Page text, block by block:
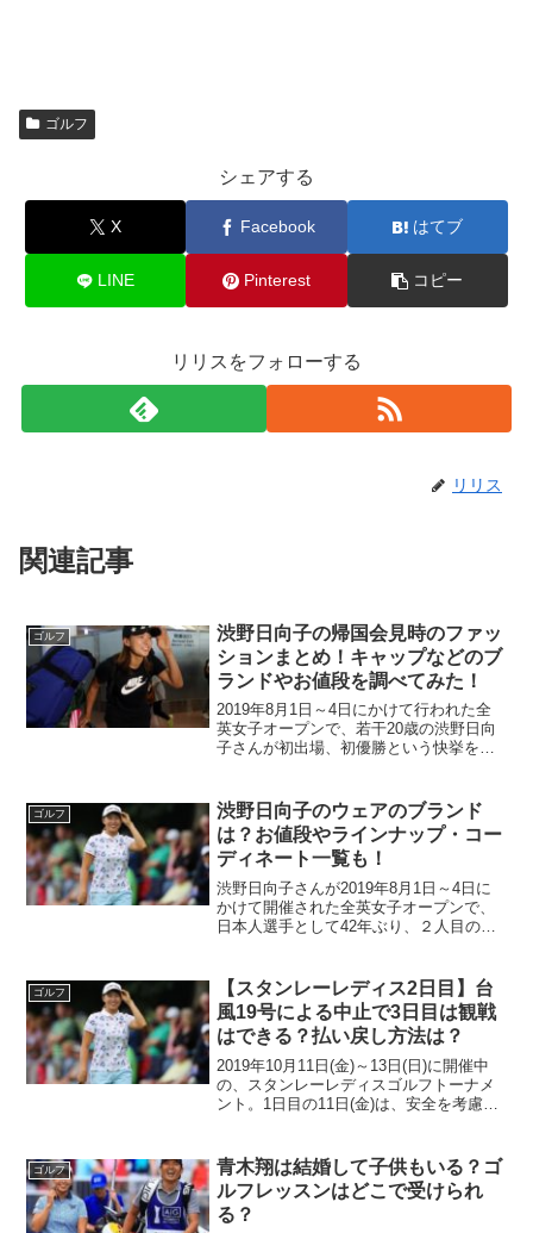
ゴルフ
シェアする
X Facebook はてブ
LINE Pinterest コピー
リリスをフォローする
リリス
関連記事
ゴルフ
渋野日向子の帰国会見時のファッ
ションまとめ！キャップなどのブ
ランドやお値段を調べてみた！
2019年8月1日～4日にかけて行われた全
英女子オープンで、若干20歳の渋野日向
子さんが初出場、初優勝という快挙を成
ですが、そんな偉業を成し遂げたとは思
えないほどの愛...
ゴルフ
渋野日向子のウェアのブランド
は？お値段やラインナップ・コー
ディネート一覧も！
渋野日向子さんが2019年8月1日～4日に
かけて開催された全英女子オープンで、
日本人選手として42年ぶり、２人目の快
「可愛い！」「どこのブランドなの？」
と注目が集まって...
ゴルフ
【スタンレーレディス2日目】台
風19号による中止で3日目は観戦
はできる？払い戻し方法は？
2019年10月11日(金)～13日(日)に開催中
の、スタンレーレディスゴルフトーナメ
ント。1日目の11日(金)は、安全を考慮し
になるのは、日本列島に台風19号が上陸
す...
ゴルフ
青木翔は結婚して子供もいる？ゴ
ルフレッスンはどこで受けられ
る？